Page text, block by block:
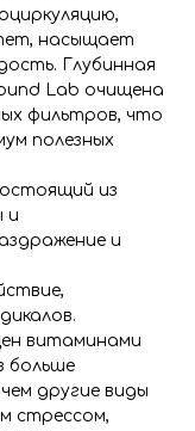
насыщает
Глубинная
Lab очищена
фильтров, что
полезных
из
и
и
витаминами
больше
другие виды
стрессом,